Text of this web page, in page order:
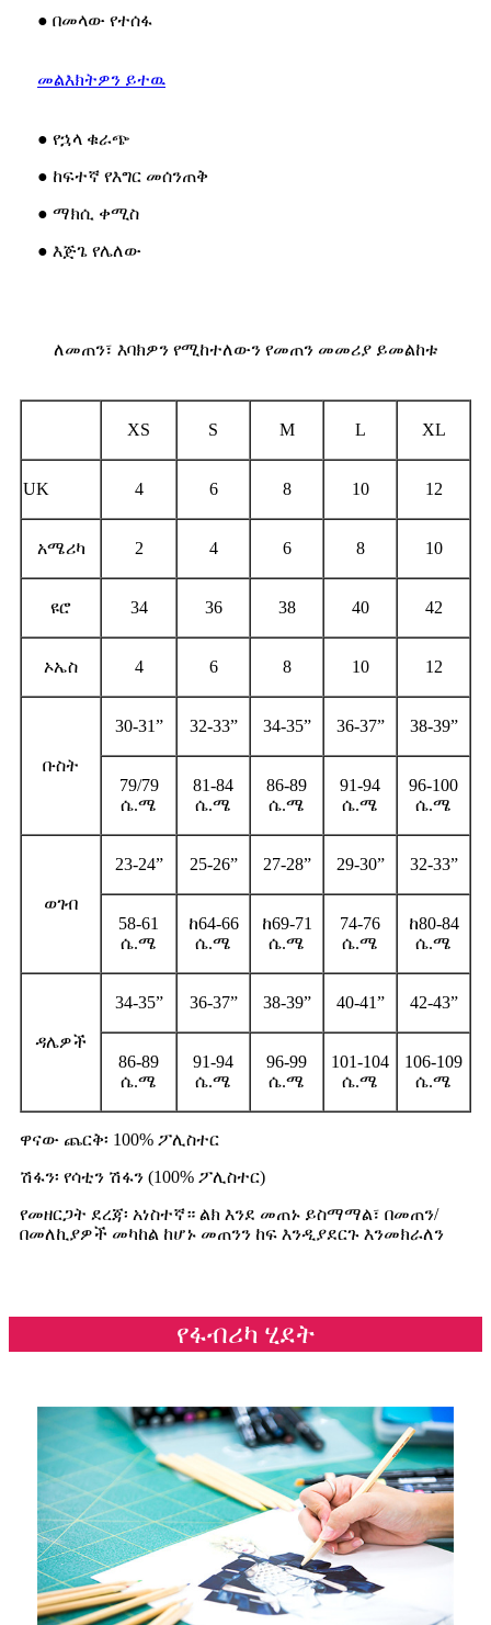
● በመላው የተሰፋ
መልእክትዎን ይተዉ
● የኋላ ቁራጭ
● ከፍተኛ የእግር መሰንጠቅ
● ማክሲ ቀሚስ
● እጅጌ የሌለው
ለመጠን፣ እባክዎን የሚከተለውን የመጠን መመሪያ ይመልከቱ
XS S M L XL
UK 4 6 8 10 12
አሜሪካ 2 4 6 8 10
ዩሮ 34 36 38 40 42
ኦኤስ 4 6 8 10 12
ቡስት
30-31” 32-33” 34-35” 36-37” 38-39”
79/79
ሴ.ሜ
81-84
ሴ.ሜ
86-89
ሴ.ሜ
91-94
ሴ.ሜ
96-100
ሴ.ሜ
ወገብ
23-24” 25-26” 27-28” 29-30” 32-33”
58-61
ሴ.ሜ
ከ64-66
ሴ.ሜ
ከ69-71
ሴ.ሜ
74-76
ሴ.ሜ
ከ80-84
ሴ.ሜ
ዳሌዎች
34-35” 36-37” 38-39” 40-41” 42-43”
86-89
ሴ.ሜ
91-94
ሴ.ሜ
96-99
ሴ.ሜ
101-104
ሴ.ሜ
106-109
ሴ.ሜ
ዋናው ጨርቅ፡ 100% ፖሊስተር
ሽፋን፡ የሳቲን ሽፋን (100% ፖሊስተር)
የመዘርጋት ደረጃ፡ አነስተኛ። ልክ እንደ መጠኑ ይስማማል፣ በመጠን/
በመለኪያዎች መካከል ከሆኑ መጠንን ከፍ እንዲያደርጉ እንመክራለን
የፋብሪካ ሂደት